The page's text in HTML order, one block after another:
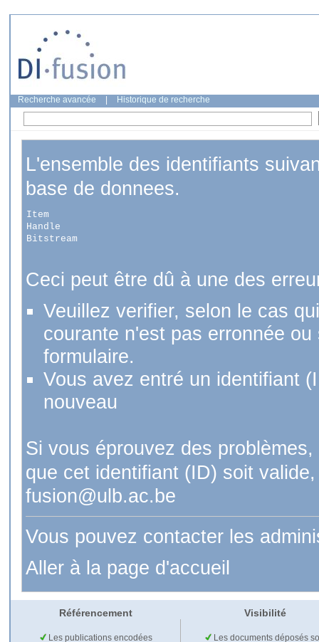
Recherche avancée Historique de recherche
L'ensemble des identifiants
base de donnees.
Item
Handle
Bitstream
Ceci peut être dû à une des
Veuillez verifier, selon le cas
courante n'est pas erronnée
formulaire.
Vous avez entré un identifiant
nouveau
Si vous éprouvez des
que cet identifiant (ID) soit
fusion@ulb.ac.be
Vous pouvez contacter les
Aller à la page d'accueil
Référencement Visibilité
Les publications encodées
Les documents déposés